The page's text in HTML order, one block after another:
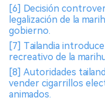
[6] Decisión
legalización de la
gobierno.
[7] Tailandia
recreativo de la
[8] Autoridades
vender cigarrillos
animados.